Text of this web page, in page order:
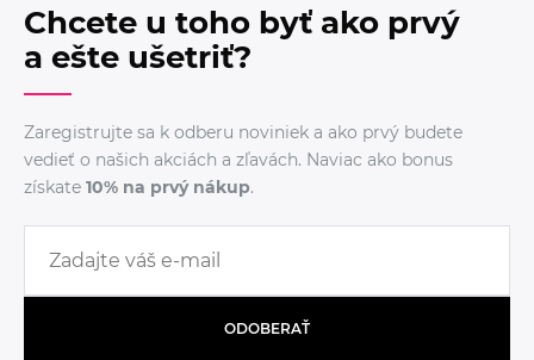
Chcete u toho byť ako prvý
a ešte ušetriť?
Zaregistrujte sa k odberu noviniek a ako prvý budete
vedieť o našich akciách a zľavách. Naviac ako bonus
získate 10% na prvý nákup.
ODOBERAŤ